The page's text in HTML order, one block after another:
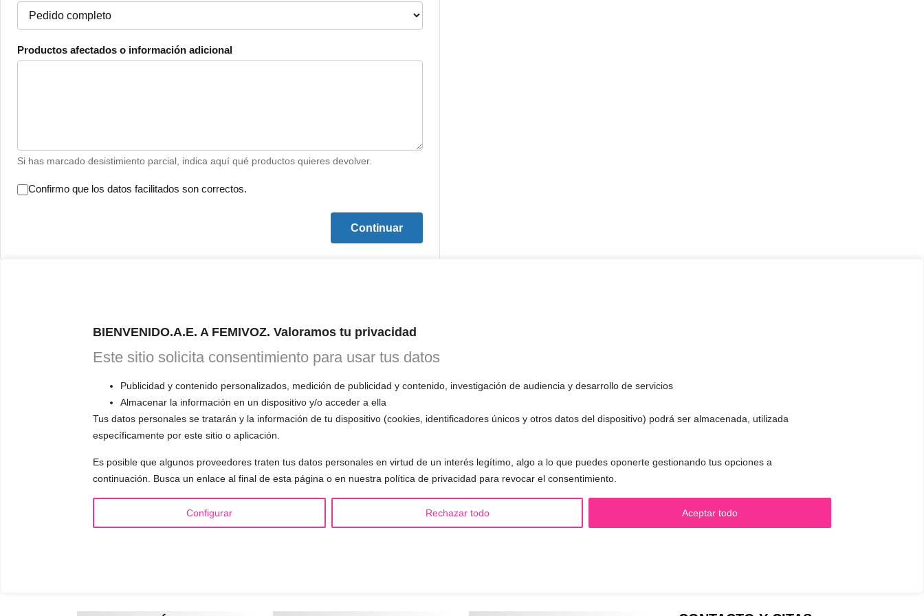
BIENVENIDO.A.E. A FEMIVOZ. Valoramos tu privacidad
Este sitio solicita consentimiento para usar tus datos
Publicidad y contenido personalizados, medición de publicidad y contenido, investigación de audiencia y desarrollo de servicios
Almacenar la información en un dispositivo y/o acceder a ella
Tus datos personales se tratarán y la información de tu dispositivo (cookies, identificadores únicos y otros datos del dispositivo) podrá ser almacenada, utilizada
específicamente por este sitio o aplicación.
Es posible que algunos proveedores traten tus datos personales en virtud de un interés legítimo, algo a lo que puedes oponerte gestionando tus opciones a
continuación. Busca un enlace al final de esta página o en nuestra política de privacidad para revocar el consentimiento.
Configurar Rechazar todo Aceptar todo
Productos afectados o información adicional
Si has marcado desistimiento parcial, indica aquí qué productos quieres devolver.
Confirmo que los datos facilitados son correctos.
Continuar
CALENDARIO
ONLINE
RESERVA TU 1ª CITA GRATUITA con Mariela
Astudillo. En esta primera cita, evaluará tu voz, te
explicará cómo funciona el entrenamiento vocal y
responderá a todas tus preguntas.